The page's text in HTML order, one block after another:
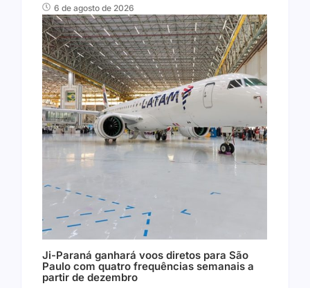
6 de agosto de 2026
Ji-Paraná ganhará voos diretos para São
Paulo com quatro frequências semanais a
partir de dezembro